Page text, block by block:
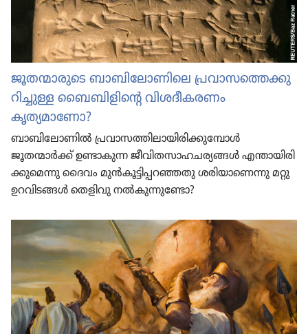
ജൂതന്മാ​രു​ടെ ബാബി​ലോ​ണി​ലെ പ്രവാ​സ​ത്തെ​ക്കു​
റി​ച്ചുള്ള ബൈബി​ളി​ന്റെ വിശദീ​ക​രണം
കൃത്യമാണോ?
ബാബി​ലോ​ണിൽ പ്രവാ​സ​ത്തി​ലാ​യി​രി​ക്കു​മ്പോൾ
ജൂതന്മാർക്ക്‌ ഉണ്ടാകുന്ന ജീവി​ത​സാ​ഹ​ച​ര്യ​ങ്ങൾ എന്തായി​രി​
ക്കു​മെന്നു ദൈവം മുൻകൂ​ട്ടി​പ്പ​റ​ഞ്ഞതു ശരിയാ​ണെന്നു മറ്റു
ഉറവി​ടങ്ങൾ തെളിവു നൽകു​ന്നു​ണ്ടോ?